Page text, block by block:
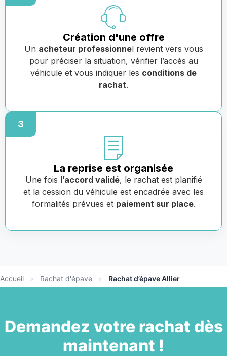
Création d'une offre
Un acheteur professionnel revient vers vous
pour préciser la situation, vérifier l’accès au
véhicule et vous indiquer les conditions de
rachat.
3
La reprise est organisée
Une fois l’accord validé, le rachat est planifié
et la cession du véhicule est encadrée avec les
formalités prévues et paiement sur place.
Accueil » Rachat d'épave » Rachat d’épave Allier
Demandez votre rachat dès
maintenant !